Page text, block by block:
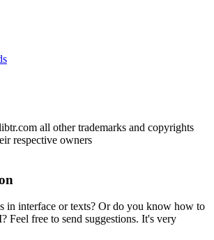
all other trademarks and copyrights
respective owners
in interface or texts? Or do you know how to
Feel free to send suggestions. It's very